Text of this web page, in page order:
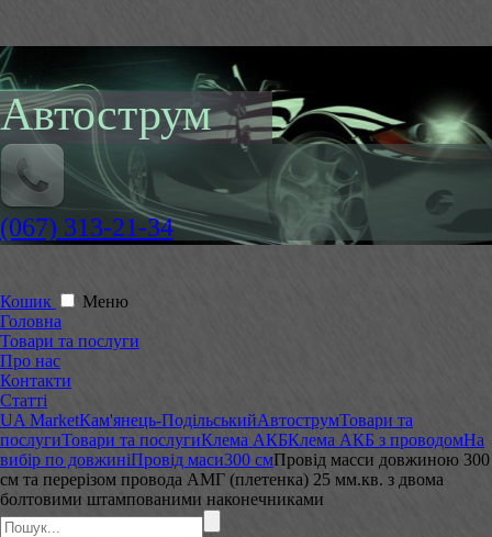
Автострум
(067) 313-21-34
Кошик
Меню
Головна
Товари та послуги
Про нас
Контакти
Статті
UA MarketКам'янець-ПодільськийАвтострумТовари та
послугиТовари та послугиКлема АКБКлема АКБ з проводомНа
вибір по довжиніПровід маси300 смПровід масси довжиною 300
см та перерізом провода АМГ (плетенка) 25 мм.кв. з двома
болтовими штампованими наконечниками